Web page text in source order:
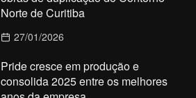
Norte de Curitiba
27/01/2026
Pride cresce em produção e
consolida 2025 entre os melhores